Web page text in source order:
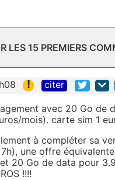
LES 15 PREMIERS
! citer
avec 20 Go de
mois). carte sim 1
à compléter sa
une offre
20 Go de data pour
!!!!